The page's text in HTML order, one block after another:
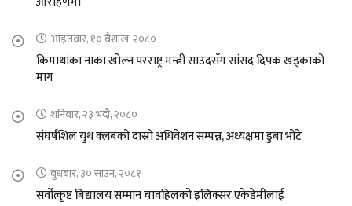
आइतवार, १० बैशाख, २०८०
किमाथांका नाका खोल्न परराष्ट्र मन्त्री साउदसँग सांसद दिपक खड्काको
माग
शनिबार, २३ भदौ, २०८०
संघर्षशिल युथ क्लबको दास्रो अधिवेशन सम्पन्न, अध्यक्षमा डुबा भोटे
बुधबार, ३० साउन, २०८१
सर्वोत्कृष्ट बिद्यालय सम्मान चावहिलको इलिक्सर एकेडेमीलाई